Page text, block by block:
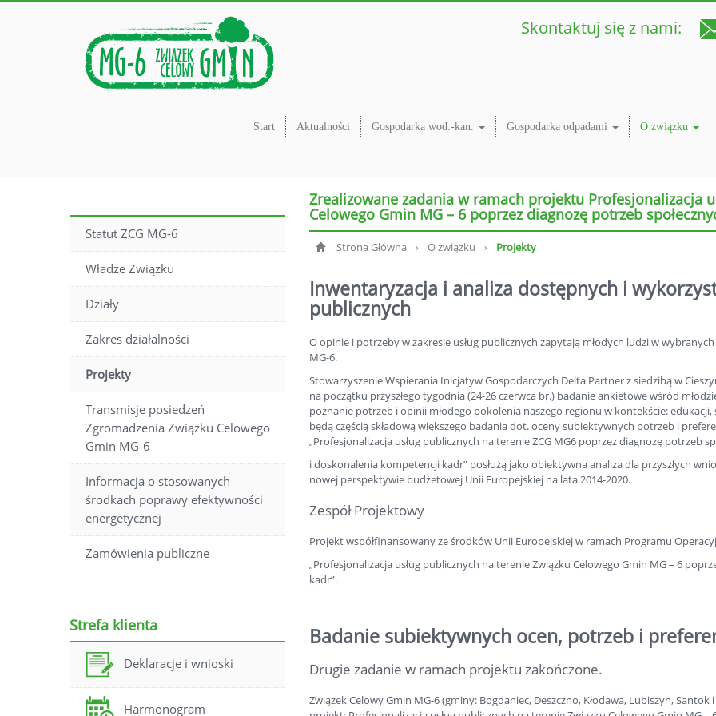
Skontaktuj się z nami:
Start Aktualności Gospodarka wod.-kan. Gospodarka odpadami O związku
Statut ZCG MG-6
Władze Związku
Działy
Zakres działalności
Projekty
Transmisje posiedzeń
Zgromadzenia Związku Celowego
Gmin MG-6
Informacja o stosowanych
środkach poprawy efektywności
energetycznej
Zamówienia publiczne
Strefa klienta
Deklaracje i wnioski
Harmonogram
Zrealizowane zadania w ramach projektu Profesjonalizacja
Celowego Gmin MG – 6 poprzez diagnozę potrzeb
Strona Główna › O związku › Projekty
Inwentaryzacja i analiza dostępnych i
publicznych
O opinie i potrzeby w zakresie usług publicznych zapytają młodych ludzi w
MG-6.
Stowarzyszenie Wspierania Inicjatyw Gospodarczych Delta Partner z siedzibą w
na początku przyszłego tygodnia (24-26 czerwca br.) badanie ankietowe wśród
poznanie potrzeb i opinii młodego pokolenia naszego regionu w kontekście:
będą częścią składową większego badania dot. oceny subiektywnych potrzeb i
„Profesjonalizacja usług publicznych na terenie ZCG MG6 poprzez diagnozę potrzeb
i doskonalenia kompetencji kadr” posłużą jako obiektywna analiza dla przyszłych
nowej perspektywie budżetowej Unii Europejskiej na lata 2014-2020.
Zespół Projektowy
Projekt współfinansowany ze środków Unii Europejskiej w ramach Programu
„Profesjonalizacja usług publicznych na terenie Związku Celowego Gmin MG – 6
kadr”.
Badanie subiektywnych ocen, potrzeb i
Drugie zadanie w ramach projektu zakończone.
Związek Celowy Gmin MG-6 (gminy: Bogdaniec, Deszczno, Kłodawa, Lubiszyn,